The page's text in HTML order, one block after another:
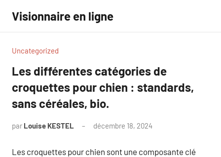
contenu
Visionnaire en ligne
Uncategorized
Les différentes catégories de
croquettes pour chien : standards,
sans céréales, bio.
par Louise KESTEL décembre 18, 2024
Les croquettes pour chien sont une composante clé